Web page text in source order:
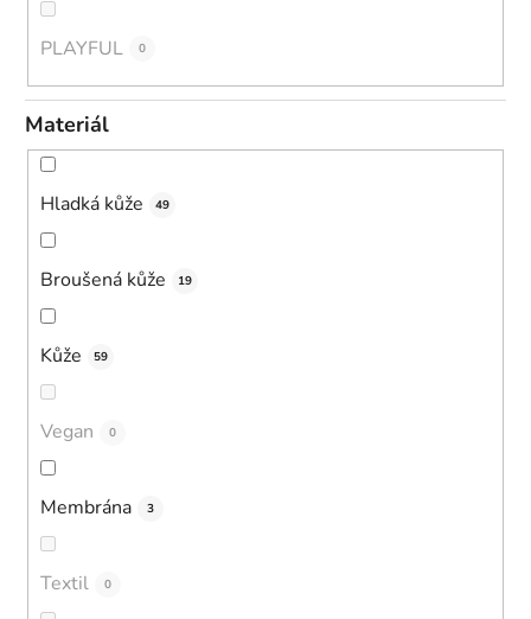
PLAYFUL 0
Materiál
Hladká kůže 49
Broušená kůže 19
Kůže 59
Vegan 0
Membrána 3
Textil 0